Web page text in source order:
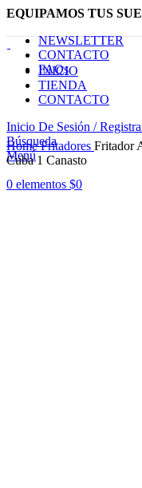
EQUIPAMOS TUS
NEWSLETTER
CONTACTO
FAQs
INICIO
TIENDA
CONTACTO
Inicio De Sesión /
Búsqueda
Menú
0 elementos $0
Haga Click para agrandar
HomeFritadores Fritador
Cuba 1 Canasto